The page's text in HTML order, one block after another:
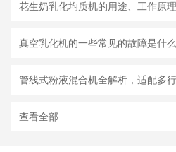
真空乳化机的一些常见的故障是什么
查看全部